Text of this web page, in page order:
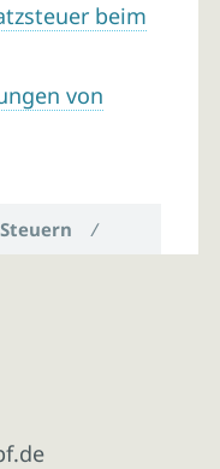
beim
von
Steuern /